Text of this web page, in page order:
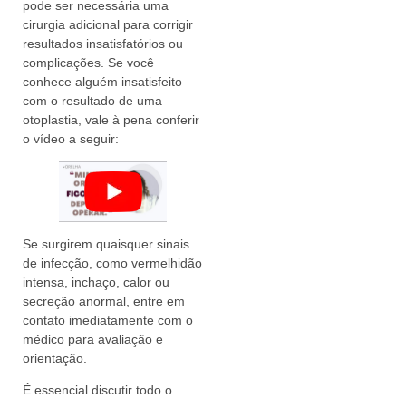
pode ser necessária uma
cirurgia adicional para corrigir
resultados insatisfatórios ou
complicações. Se você
conhece alguém insatisfeito
com o resultado de uma
otoplastia, vale à pena conferir
o vídeo a seguir:
Se surgirem quaisquer sinais
de infecção, como vermelhidão
intensa, inchaço, calor ou
secreção anormal, entre em
contato imediatamente com o
médico para avaliação e
orientação.
É essencial discutir todo o